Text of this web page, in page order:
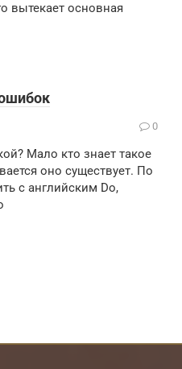
вытекает основная
0
Мало кто знает такое
оно существует. По
с английским Do,